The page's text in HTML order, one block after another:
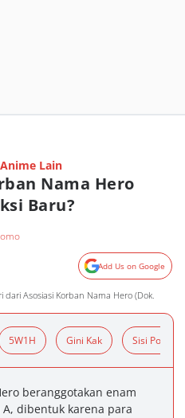
Anime Lain
Nama Hero
Baru?
Add Us on Google
Asosiasi Korban Nama Hero (Dok.
5W1H Gini Kak Sisi Positif
beranggotakan enam
dibentuk karena para